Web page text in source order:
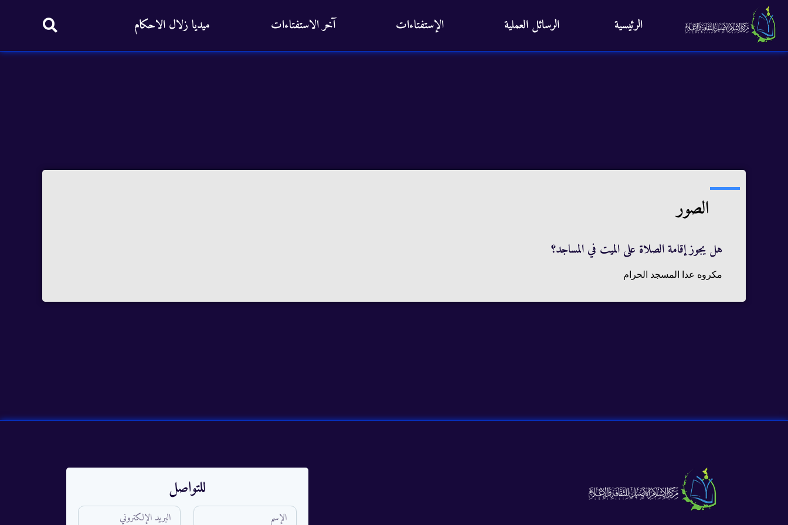
الرئيسية الرسائل العملية الإستفتاءات آخر الاستفتاءات ميديا زلال الاحكام
الصور
هل يجوز إقامة الصلاة على الميت في المساجد؟
مكروه عدا المسجد الحرام
للتواصل